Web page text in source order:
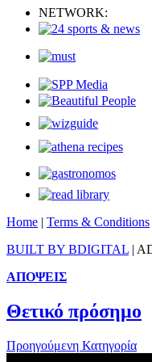
NETWORK:
Home | Terms & Conditions
BUILT BY BDIGITAL |
ΑΠΟΨΕΙΣ
Θετικό πρόσημο
Προηγούμενη Κατηγορία